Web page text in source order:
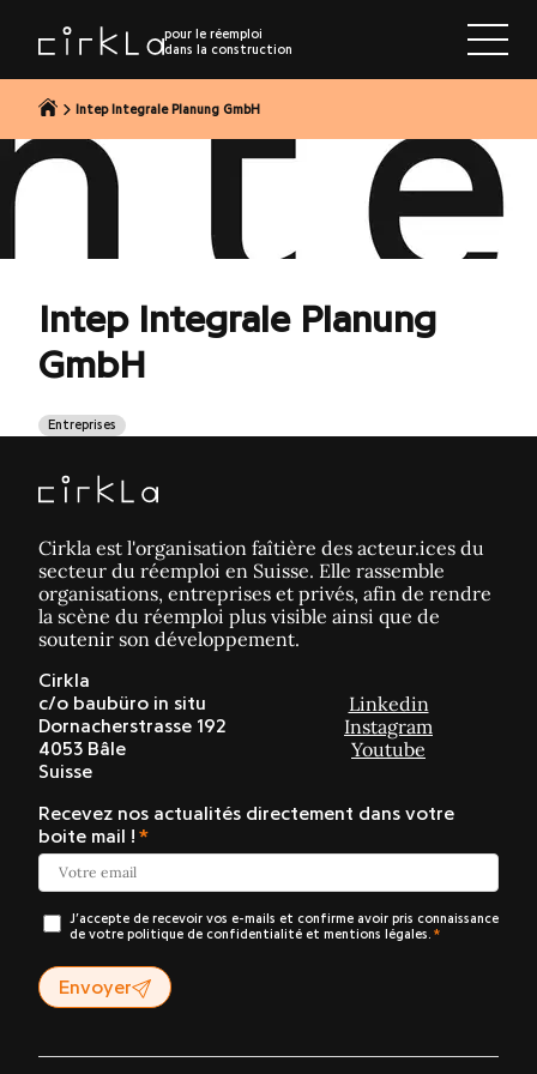
contenu
pour le réemploi
dans la construction
Intep Integrale Planung GmbH
Intep Integrale Planung
GmbH
Entreprises
Cirkla est l'organisation faîtière des acteur.ices du
secteur du réemploi en Suisse. Elle rassemble
organisations, entreprises et privés, afin de rendre
la scène du réemploi plus visible ainsi que de
soutenir son développement.
Cirkla
c/o baubüro in situ
Dornacherstrasse 192
4053 Bâle
Suisse
Linkedin
Instagram
Youtube
Recevez nos actualités directement dans votre
boite mail !
J’accepte de recevoir vos e-mails et confirme avoir pris connaissance
de votre politique de confidentialité et mentions légales.
Envoyer